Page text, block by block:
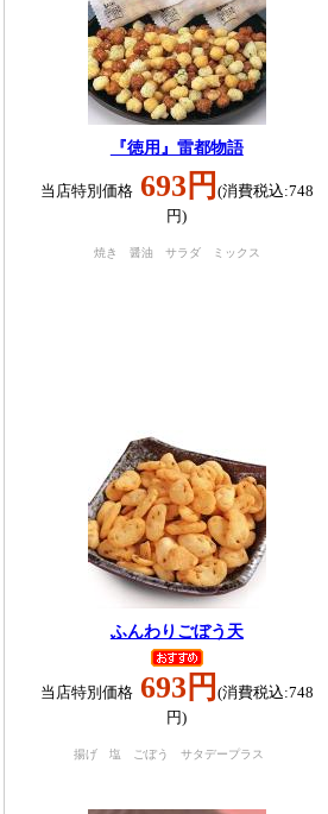
『徳用』雷都物語
当店特別価格 693円(消費税込:748
円)
焼き 醤油 サラダ ミックス
ふんわりごぼう天
当店特別価格 693円(消費税込:748
円)
揚げ 塩 ごぼう サタデープラス